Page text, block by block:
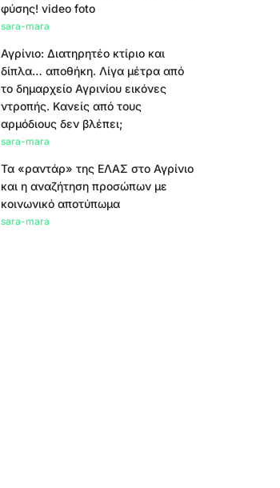
φύσης! video foto
sara-mara
Αγρίνιο: Διατηρητέο κτίριο και
δίπλα… αποθήκη. Λίγα μέτρα από
το δημαρχείο Αγρινίου εικόνες
ντροπής. Κανείς από τους
αρμόδιους δεν βλέπει;
sara-mara
Τα «ραντάρ» της ΕΛΑΣ στο Αγρίνιο
και η αναζήτηση προσώπων με
κοινωνικό αποτύπωμα
sara-mara